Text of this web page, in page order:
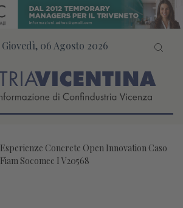
Giovedì, 06 Agosto 2026
Esperienze Concrete Open Innovation Caso
Fiam Socomec I V20568